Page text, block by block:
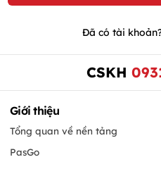
Đã có tài
CSKH
Giới thiệu
Tổng quan về nền tảng
PasGo